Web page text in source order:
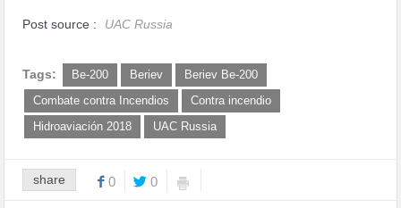
Post source : UAC Russia
Tags: Be-200 Beriev
Beriev Be-200
Combate contra Incendios
Contra incendio
Hidroaviación 2018
UAC Russia
share 0 0